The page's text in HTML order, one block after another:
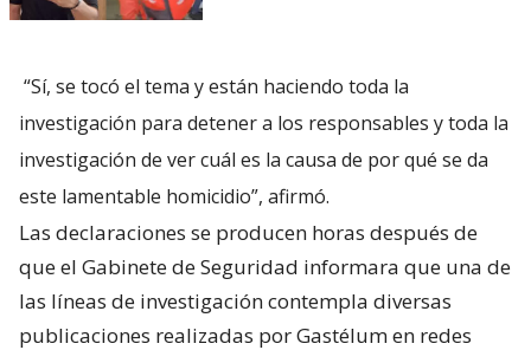
“Sí, se tocó el tema y están haciendo toda la
investigación para detener a los responsables y toda la
investigación de ver cuál es la causa de por qué se da
este lamentable homicidio”, afirmó.
Las declaraciones se producen horas después de
que el Gabinete de Seguridad informara que una de
las líneas de investigación contempla diversas
publicaciones realizadas por Gastélum en redes